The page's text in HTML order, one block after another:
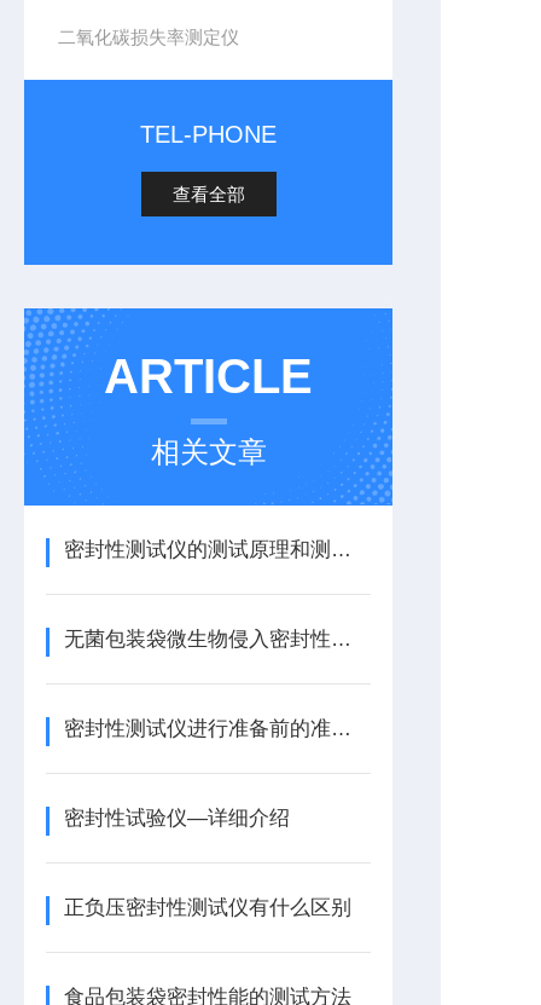
二氧化碳损失率测定仪
TEL-PHONE
查看全部
ARTICLE
相关文章
密封性测试仪的测试原理和测试方法
无菌包装袋微生物侵入密封性试验仪的详细介绍
密封性测试仪进行准备前的准备工作
密封性试验仪—详细介绍
正负压密封性测试仪有什么区别
食品包装袋密封性能的测试方法